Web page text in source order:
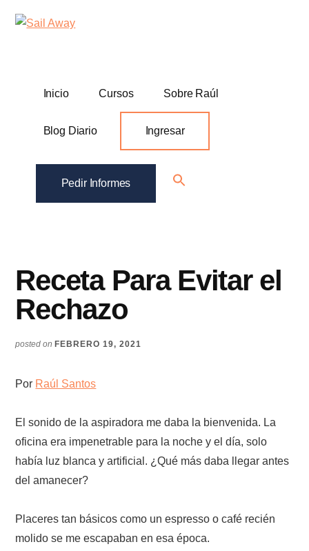
Additional
menu
Sail
Academia
Inicio
Cursos Sobre Raúl
Blog Diario Ingresar
Pedir Informes
Search
Receta Para Evitar el
Rechazo
posted on FEBRERO 19, 2021
Por Raúl Santos
El sonido de la aspiradora me daba la bienvenida. La
oficina era impenetrable para la noche y el día, solo
había luz blanca y artificial. ¿Qué más daba llegar antes
del amanecer?
Placeres tan básicos como un espresso o café recién
molido se me escapaban en esa época.